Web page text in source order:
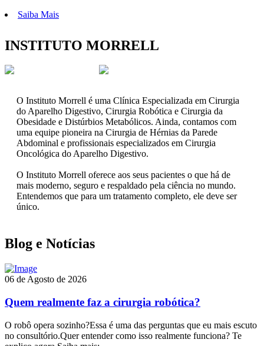
Saiba Mais
INSTITUTO MORRELL
O Instituto Morrell é uma Clínica Especializada em Cirurgia
do Aparelho Digestivo, Cirurgia Robótica e Cirurgia da
Obesidade e Distúrbios Metabólicos. Ainda, contamos com
uma equipe pioneira na Cirurgia de Hérnias da Parede
Abdominal e profissionais especializados em Cirurgia
Oncológica do Aparelho Digestivo.
O Instituto Morrell oferece aos seus pacientes o que há de
mais moderno, seguro e respaldado pela ciência no mundo.
Entendemos que para um tratamento completo, ele deve ser
único.
Blog e Notícias
06 de Agosto de 2026
Quem realmente faz a cirurgia robótica?
O robô opera sozinho?Essa é uma das perguntas que eu mais escuto
no consultório.Quer entender como isso realmente funciona? Te